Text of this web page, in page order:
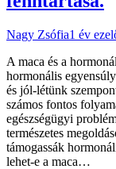
Nagy Zsófia1 év
A maca és a
hormonális
és jól-létünk
számos fontos
egészségügyi
természetes
támogassák
lehet-e a maca…